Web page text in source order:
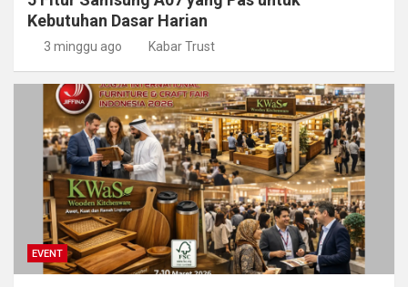
Kebutuhan Dasar Harian
3 minggu ago Kabar Trust
EVENT